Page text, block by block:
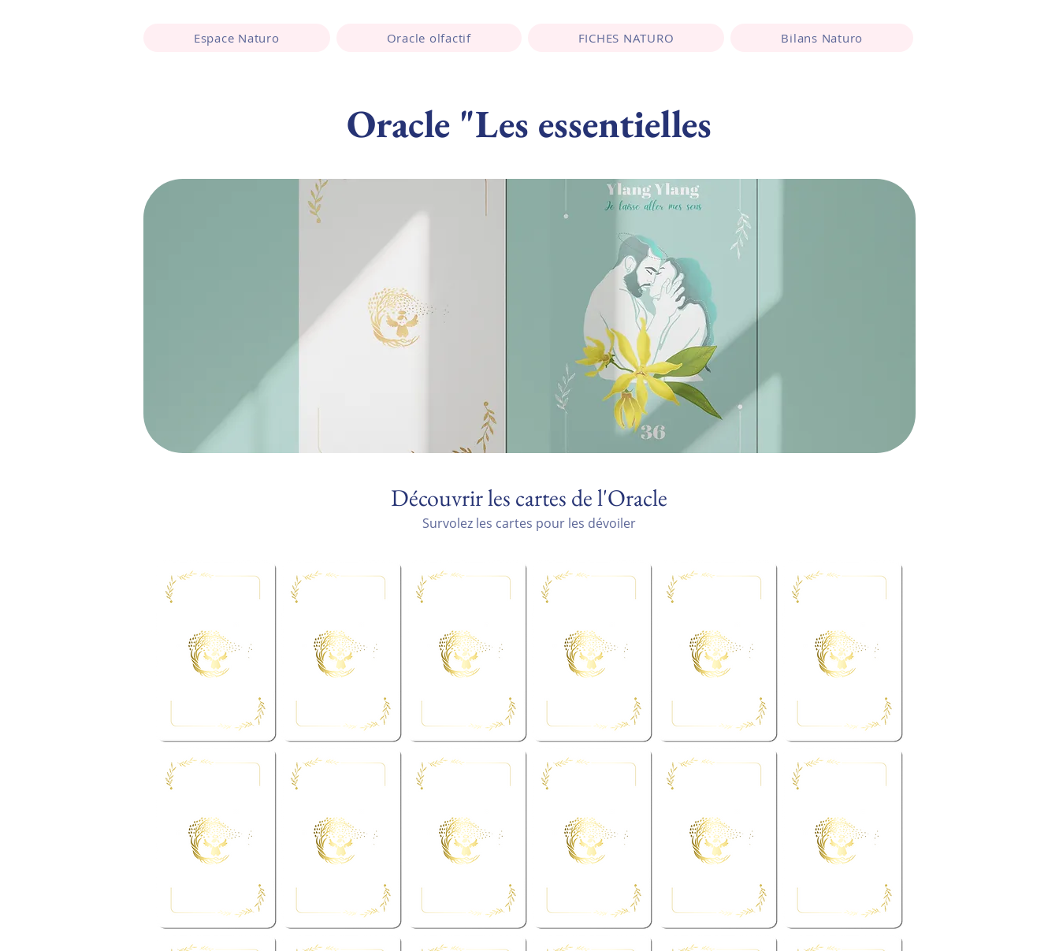
Espace Naturo Oracle olfactif FICHES NATURO Bilans Naturo
Oracle "Les essentielles
Découvrir les cartes de l'Oracle
Survolez les cartes pour les dévoiler